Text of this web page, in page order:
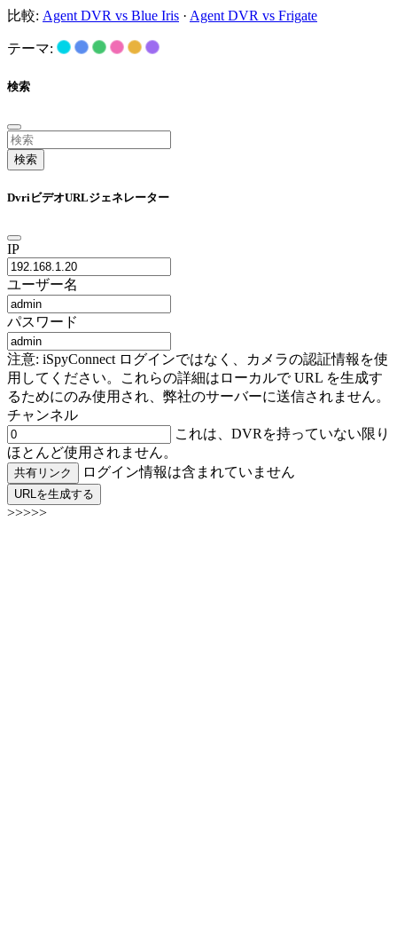
比較: Agent DVR vs Blue Iris · Agent DVR vs Frigate
テーマ:
検索
検索
DvriビデオURLジェネレーター
IP
ユーザー名
パスワード
注意: iSpyConnect ログインではなく、カメラの認証情報を使
用してください。これらの詳細はローカルで URL を生成す
るためにのみ使用され、弊社のサーバーに送信されません。
チャンネル
これは、DVRを持っていない限り
ほとんど使用されません。
共有リンク ログイン情報は含まれていません
URLを生成する
>>>>>